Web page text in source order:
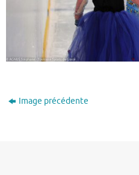
Image précédente